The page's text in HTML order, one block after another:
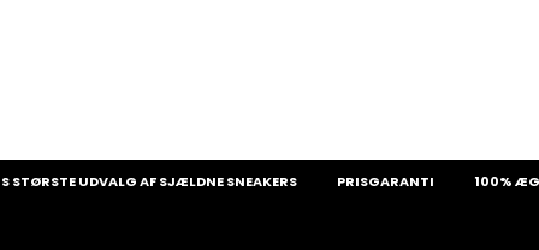
UDVALG AF SJÆLDNE SNEAKERS PRISGARANTI 100%